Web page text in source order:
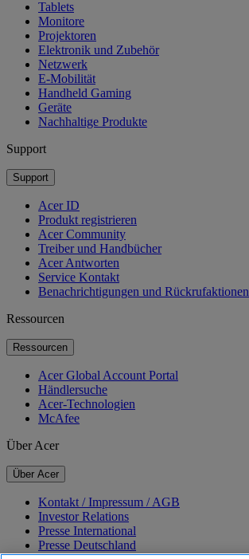
Tablets
Monitore
Projektoren
Elektronik und Zubehör
Netzwerk
E-Mobilität
Handheld Gaming
Geräte
Nachhaltige Produkte
Support
Support
Acer ID
Produkt registrieren
Acer Community
Treiber und Handbücher
Acer Antworten
Service Kontakt
Benachrichtigungen und Rückrufaktionen
Ressourcen
Ressourcen
Acer Global Account Portal
Händlersuche
Acer-Technologien
McAfee
Über Acer
Über Acer
Kontakt / Impressum / AGB
Investor Relations
Presse International
Presse Deutschland